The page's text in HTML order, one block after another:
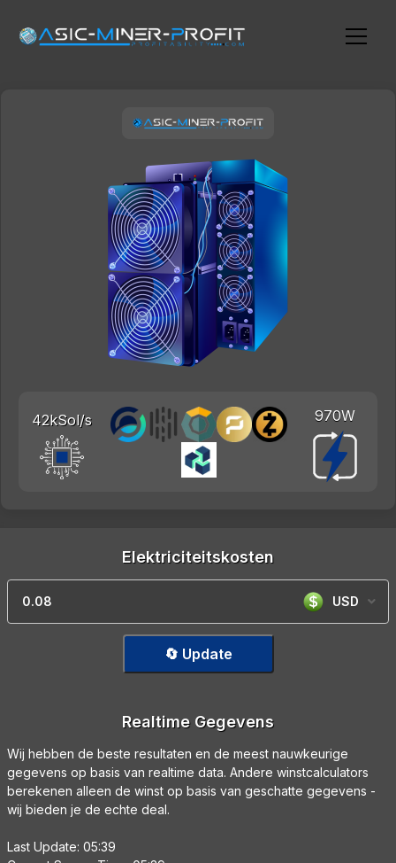
42kSol/s 970W
Elektriciteitskosten
USD
🔄 Update
Realtime Gegevens
Wij hebben de beste resultaten en de meest nauwkeurige
gegevens op basis van realtime data. Andere winstcalculators
berekenen alleen de winst op basis van geschatte gegevens -
wij bieden je de echte deal.
Last Update: 05:39